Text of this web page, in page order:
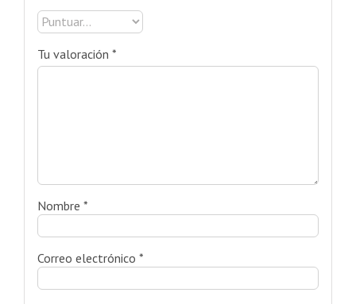
Tu valoración *
Nombre *
Correo electrónico *